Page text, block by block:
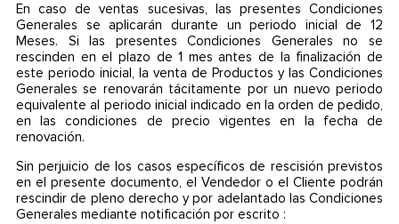
En caso de ventas sucesivas, las presentes Condiciones
Generales se aplicarán durante un periodo inicial de 12
Meses. Si las presentes Condiciones Generales no se
rescinden en el plazo de 1 mes antes de la finalización de
este periodo inicial, la venta de Productos y las Condiciones
Generales se renovarán tácitamente por un nuevo periodo
equivalente al periodo inicial indicado en la orden de pedido,
en las condiciones de precio vigentes en la fecha de
renovación.
Sin perjuicio de los casos específicos de rescisión previstos
en el presente documento, el Vendedor o el Cliente podrán
rescindir de pleno derecho y por adelantado las Condiciones
Generales mediante notificación por escrito :